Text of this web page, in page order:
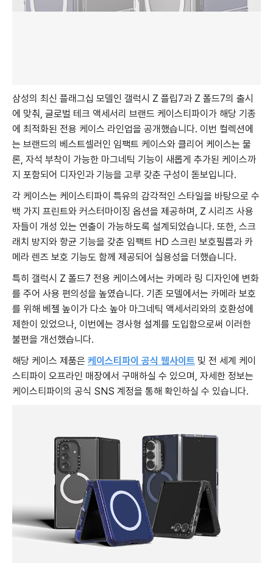
삼성의 최신 플래그십 모델인 갤럭시 Z 플립7과 Z 폴드7의 출시
에 맞춰, 글로벌 테크 액세서리 브랜드 케이스티파이가 해당 기종
에 최적화된 전용 케이스 라인업을 공개했습니다. 이번 컬렉션에
는 브랜드의 베스트셀러인 임팩트 케이스와 클리어 케이스는 물
론, 자석 부착이 가능한 마그네틱 기능이 새롭게 추가된 케이스까
지 포함되어 디자인과 기능을 고루 갖춘 구성이 돋보입니다.
각 케이스는 케이스티파이 특유의 감각적인 스타일을 바탕으로 수
백 가지 프린트와 커스터마이징 옵션을 제공하며, Z 시리즈 사용
자들이 개성 있는 연출이 가능하도록 설계되었습니다. 또한, 스크
래치 방지와 항균 기능을 갖춘 임팩트 HD 스크린 보호필름과 카
메라 렌즈 보호 기능도 함께 제공되어 실용성을 더했습니다.
특히 갤럭시 Z 폴드7 전용 케이스에서는 카메라 링 디자인에 변화
를 주어 사용 편의성을 높였습니다. 기존 모델에서는 카메라 보호
를 위해 베젤 높이가 다소 높아 마그네틱 액세서리와의 호환성에
제한이 있었으나, 이번에는 경사형 설계를 도입함으로써 이러한
불편을 개선했습니다.
해당 케이스 제품은 케이스티파이 공식 웹사이트 및 전 세계 케이
스티파이 오프라인 매장에서 구매하실 수 있으며, 자세한 정보는
케이스티파이의 공식 SNS 계정을 통해 확인하실 수 있습니다.